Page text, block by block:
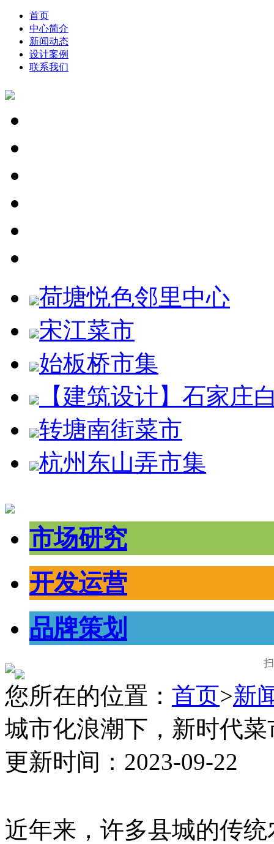
首页
中心简介
新闻动态
设计案例
联系我们
荷塘悦色邻里中心
宋江菜市
始板桥市集
【建筑设计】石家庄
转塘南街菜市
杭州东山弄市集
市场研究
开发运营
品牌策划
您所在的位置： 首页>新
城市化浪潮下，新时代
更新时间：2023-09-22
近年来，许多县城的传